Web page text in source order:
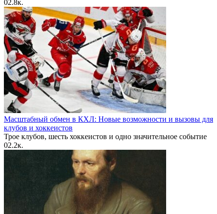
02.8к.
Масштабный обмен в КХЛ: Новые возможности и вызовы для
клубов и хоккеистов
Трое клубов, шесть хоккеистов и одно значительное событие
02.2к.